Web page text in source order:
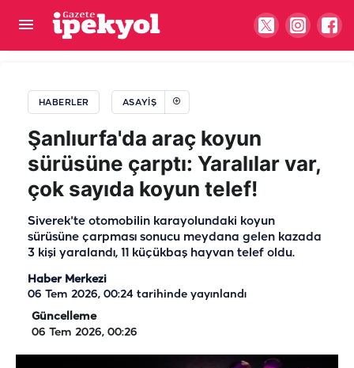
HABERLER ASAYIŞ
Şanlıurfa'da araç koyun
sürüsüne çarptı: Yaralılar var,
çok sayıda koyun telef!
Siverek'te otomobilin karayolundaki koyun
sürüsüne çarpması sonucu meydana gelen kazada
3 kişi yaralandı, 11 küçükbaş hayvan telef oldu.
Haber Merkezi
06 Tem 2026, 00:24 tarihinde yayınlandı
Güncelleme
06 Tem 2026, 00:26
Şanlıurfa’da kahreden haber! Henüz 16